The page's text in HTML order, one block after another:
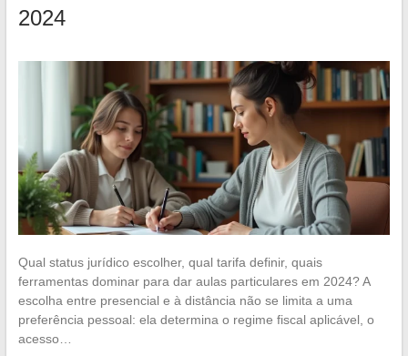
2024
Qual status jurídico escolher, qual tarifa definir, quais
ferramentas dominar para dar aulas particulares em 2024? A
escolha entre presencial e à distância não se limita a uma
preferência pessoal: ela determina o regime fiscal aplicável, o
acesso…